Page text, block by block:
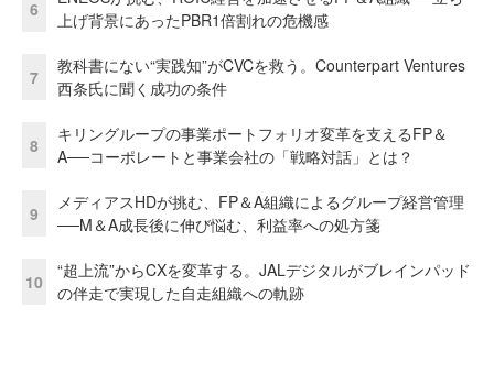
6
上げ背景にあったPBR1倍割れの危機感
7
教科書にない“実践知”がCVCを救う。Counterpart Ventures
西条氏に聞く成功の条件
8
キリングループの事業ポートフォリオ変革を支えるFP＆
A──コーポレートと事業会社の「戦略対話」とは？
9
メディアスHDが挑む、FP＆A組織によるグループ経営管理
──M＆A成長後に伸び悩む、利益率への処方箋
10
“超上流”からCXを変革する。JALデジタルがブレインパッド
の伴走で実現した自走組織への軌跡